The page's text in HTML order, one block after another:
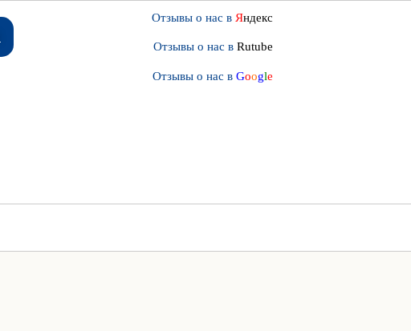
Отзывы о нас в Яндекс
Отзывы о нас вRutube
Отзывы о нас вGoogle